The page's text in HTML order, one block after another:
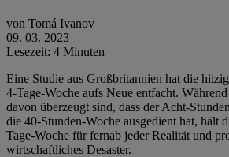
von Tomá Ivanov
09. 03. 2023
Lesezeit: 4 Minuten
Eine Studie aus Großbritannien hat die
4-Tage-Woche aufs Neue entfacht.
davon überzeugt sind, dass der Acht-
die 40-Stunden-Woche ausgedient hat, hält
Tage-Woche für fernab jeder Realität und
wirtschaftliches Desaster.